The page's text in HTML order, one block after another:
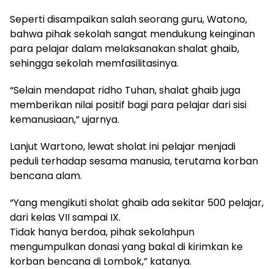
Seperti disampaikan salah seorang guru, Watono,
bahwa pihak sekolah sangat mendukung keinginan
para pelajar dalam melaksanakan shalat ghaib,
sehingga sekolah memfasilitasinya.
“Selain mendapat ridho Tuhan, shalat ghaib juga
memberikan nilai positif bagi para pelajar dari sisi
kemanusiaan,” ujarnya.
Lanjut Wartono, lewat sholat ini pelajar menjadi
peduli terhadap sesama manusia, terutama korban
bencana alam.
“Yang mengikuti sholat ghaib ada sekitar 500 pelajar,
dari kelas VII sampai IX.
Tidak hanya berdoa, pihak sekolahpun
mengumpulkan donasi yang bakal di kirimkan ke
korban bencana di Lombok,” katanya.